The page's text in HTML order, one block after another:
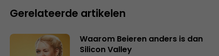
Gerelateerde artikelen
Waarom Beieren anders is dan
Silicon Valley